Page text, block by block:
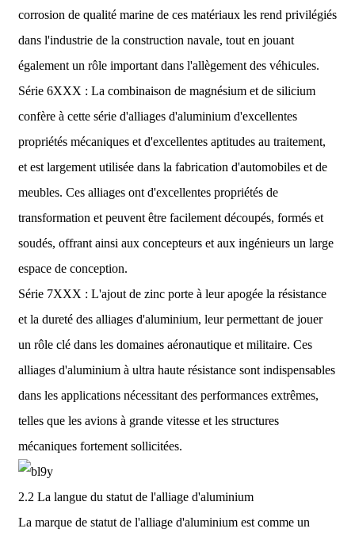
corrosion de qualité marine de ces matériaux les rend privilégiés
dans l'industrie de la construction navale, tout en jouant
également un rôle important dans l'allègement des véhicules.
Série 6XXX : La combinaison de magnésium et de silicium
confère à cette série d'alliages d'aluminium d'excellentes
propriétés mécaniques et d'excellentes aptitudes au traitement,
et est largement utilisée dans la fabrication d'automobiles et de
meubles. Ces alliages ont d'excellentes propriétés de
transformation et peuvent être facilement découpés, formés et
soudés, offrant ainsi aux concepteurs et aux ingénieurs un large
espace de conception.
Série 7XXX : L'ajout de zinc porte à leur apogée la résistance
et la dureté des alliages d'aluminium, leur permettant de jouer
un rôle clé dans les domaines aéronautique et militaire. Ces
alliages d'aluminium à ultra haute résistance sont indispensables
dans les applications nécessitant des performances extrêmes,
telles que les avions à grande vitesse et les structures
mécaniques fortement sollicitées.
2.2 La langue du statut de l'alliage d'aluminium
La marque de statut de l'alliage d'aluminium est comme un